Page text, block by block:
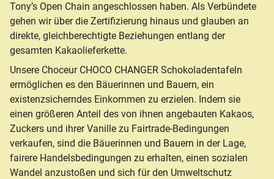
Tony’s Open Chain angeschlossen haben. Als Verbündete
gehen wir über die Zertifizierung hinaus und glauben an
direkte, gleichberechtigte Beziehungen entlang der
gesamten Kakaolieferkette.
Unsere Choceur CHOCO CHANGER Schokoladentafeln
ermöglichen es den Bäuerinnen und Bauern, ein
existenzsicherndes Einkommen zu erzielen. Indem sie
einen größeren Anteil des von ihnen angebauten Kakaos,
Zuckers und ihrer Vanille zu Fairtrade-Bedingungen
verkaufen, sind die Bäuerinnen und Bauern in der Lage,
fairere Handelsbedingungen zu erhalten, einen sozialen
Wandel anzustoßen und sich für den Umweltschutz